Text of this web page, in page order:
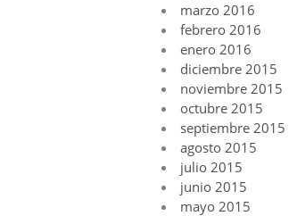
marzo 2016
febrero 2016
enero 2016
diciembre 2015
noviembre 2015
octubre 2015
septiembre 2015
agosto 2015
julio 2015
junio 2015
mayo 2015